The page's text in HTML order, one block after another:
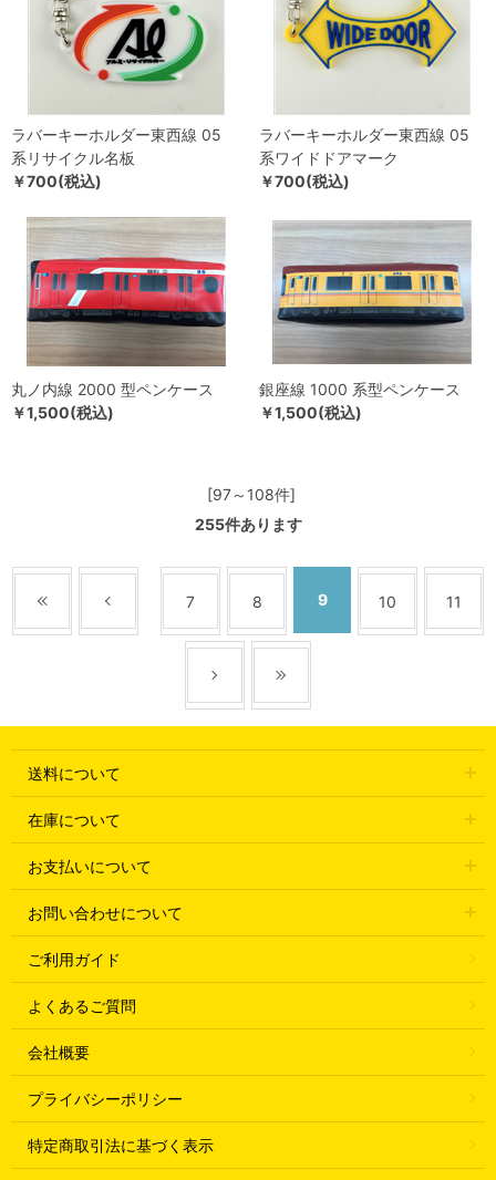
ラバーキーホルダー東西線 05
系リサイクル名板
￥700(税込)
ラバーキーホルダー東西線 05
系ワイドドアマーク
￥700(税込)
丸ノ内線 2000 型ペンケース
￥1,500(税込)
銀座線 1000 系型ペンケース
￥1,500(税込)
[97～108件]
255件あります
7 8 9 10 11
送料について
在庫について
お支払いについて
お問い合わせについて
ご利用ガイド
よくあるご質問
会社概要
プライバシーポリシー
特定商取引法に基づく表示